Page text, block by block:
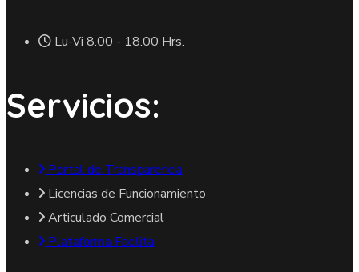
Lu-Vi 8.00 - 18.00 Hrs.
Servicios:
Portal de Transparencia
Licencias de Funcionamiento
Articulado Comercial
Plataforma Facilita